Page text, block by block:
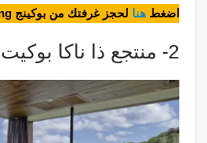
اضغط هنا لحجز غرفتك من بوكينج Booking
2- منتجع ذا ناكا بوكيت